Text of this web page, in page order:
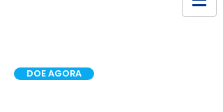
DOE AGORA